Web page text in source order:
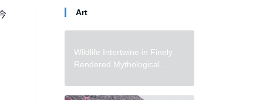
Art
Wildlife Intertwine in Finely
Rendered Mythological